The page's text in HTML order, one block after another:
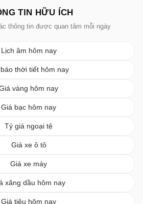
TIN HỮU ÍCH
thông tin được quan tâm mỗi ngày
Lịch âm hôm nay
thời tiết hôm nay
vàng hôm nay
Giá bạc hôm nay
Tỷ giá ngoại tệ
Giá xe ô tô
Giá xe máy
xăng dầu hôm nay
Giá tiêu hôm nay